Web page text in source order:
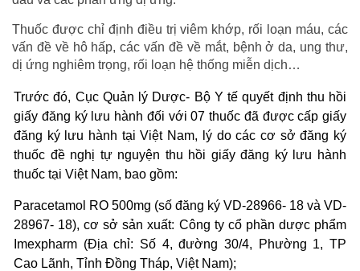
Thuốc được chỉ định điều trị viêm khớp, rối loạn máu, các
vấn đề về hô hấp, các vấn đề về mắt, bệnh ở da, ung thư,
dị ứng nghiêm trọng, rối loạn hệ thống miễn dịch…
Trước đó, Cục Quản lý Dược- Bộ Y tế quyết định thu hồi
giấy đăng ký lưu hành đối với 07 thuốc đã được cấp giấy
đăng ký lưu hành tại Việt Nam, lý do các cơ sở đăng ký
thuốc đề nghị tự nguyện thu hồi giấy đăng ký lưu hành
thuốc tại Việt Nam, bao gồm:
Paracetamol RO 500mg (số đăng ký VD-28966- 18 và VD-
28967- 18), cơ sở sản xuất: Công ty cổ phần dược phẩm
Imexpharm (Địa chỉ: Số 4, đường 30/4, Phường 1, TP
Cao Lãnh, Tỉnh Đồng Tháp, Việt Nam);